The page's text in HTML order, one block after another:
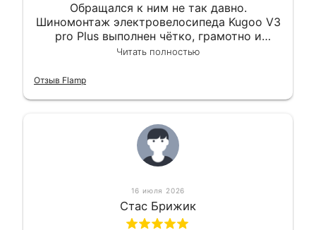
Обращался к ним не так давно.
Шиномонтаж электровелосипеда Kugoo V3
pro Plus выполнен чётко, грамотно и
квалифицированно. Всё сделано
Читать полностью
Отзыв Flamp
16 июля 2026
Стас Брижик